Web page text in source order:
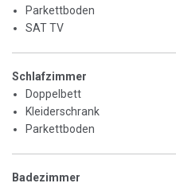
Parkettboden
SAT TV
Schlafzimmer
Doppelbett
Kleiderschrank
Parkettboden
Badezimmer